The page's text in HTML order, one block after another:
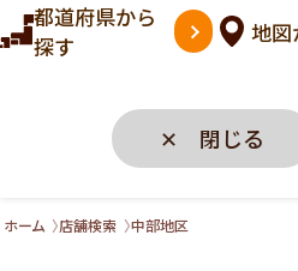
都道府県から
探す
地図
✕ 閉じる
ホーム 店舗検索 中部地区